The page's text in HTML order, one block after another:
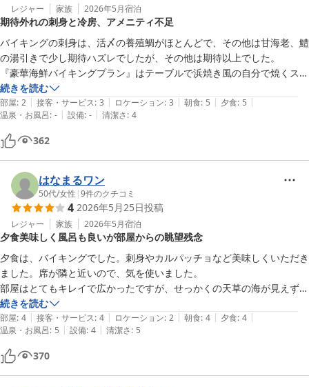
レジャー 家族 2026年5月宿泊
期待外れの刺身と冷房、アメニティ不足
バイキングの刺身は、活〆の養殖鯛がほとんどで、その他は甘海老、鱧
の湯引きで少し期待ハズレでしたが、その他は期待以上でした。
『豪華海鮮バイキングプラン』はテーブルで浜焼き風の自分で焼くスタ
イル。伊勢海老に帆立、鮑？はコスパが良かったのでオススメします。
レストラン内はエアコンが効き過ぎて、身体が冷え切ってしまうほどだ
ったのが少し残念でした。
アメニティが部屋に無かったので星を減らしました。
続きを読む
部屋: 2 | 接客・サービス: 3 | ロケーション: 3 | 朝食: 5 | 夕食: 5 |
温泉・お風呂: - | 設備: - | 清潔さ: 4
362
はなまるワン
50代/女性 |9件のクチコミ
4 2026年5月25日投稿
レジャー 家族 2026年5月宿泊
夕食美味しく風呂も良いが部屋からの眺望残念
夕食は、バイキングでした。刺身やカルパッチョなど美味しくいただき
ました。席が隣と近いので、気を使いました。
部屋はとてもキレイで広かったですが、せっかくの天草の海が見えず残
念でした。。風呂は、広くゆっくり入れました。景色バッチリです。
部屋から風呂や食事会場まで遠くて迷いました。近いとよいです。
続きを読む
部屋: 4 | 接客・サービス: 4 | ロケーション: 2 | 朝食: 4 | 夕食: 4 |
温泉・お風呂: 5 | 設備: 4 | 清潔さ: 5
370